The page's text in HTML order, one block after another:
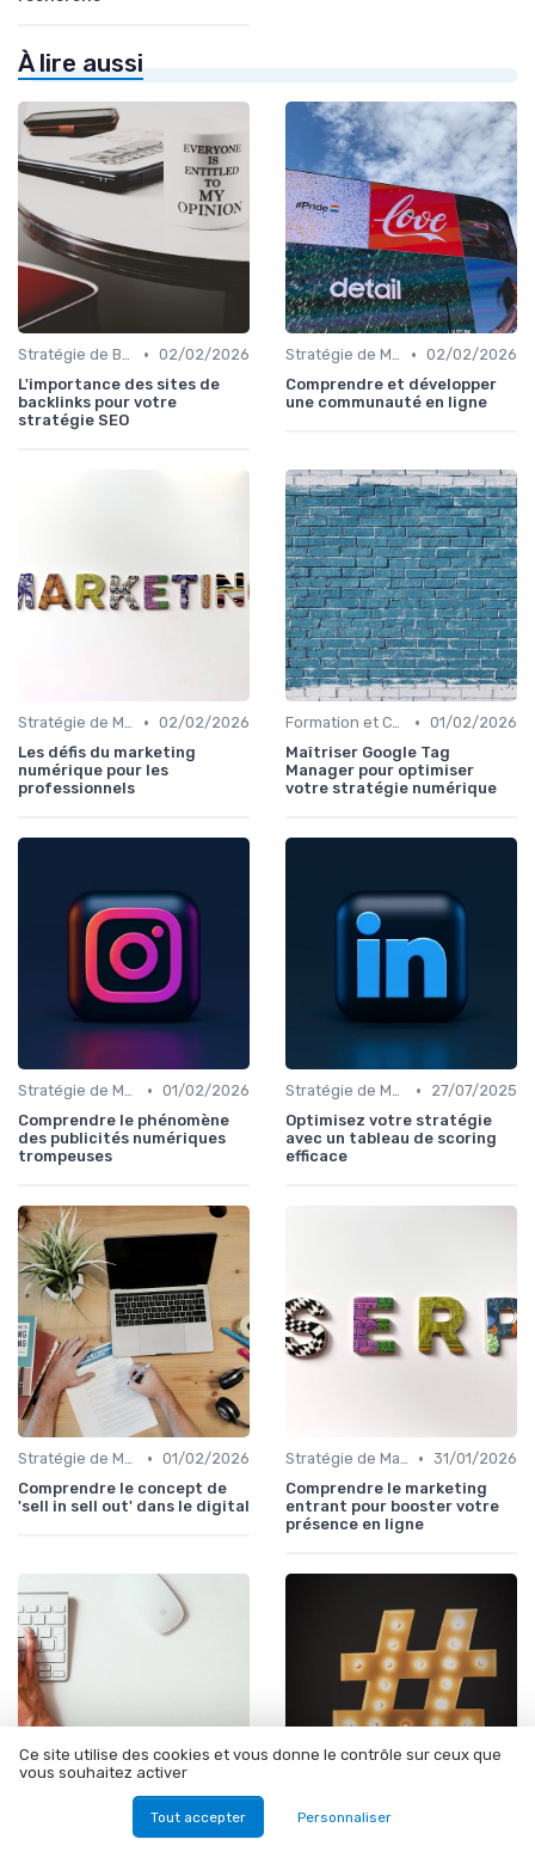
À lire aussi
Stratégie de Backlinking • 02/02/2026
L'importance des sites de
backlinks pour votre
stratégie SEO
Stratégie de Marketing Digital • 02/02/2026
Comprendre et développer
une communauté en ligne
Stratégie de Marketing Digital • 02/02/2026
Les défis du marketing
numérique pour les
professionnels
Formation et Consulting SEO • 01/02/2026
Maîtriser Google Tag
Manager pour optimiser
votre stratégie numérique
Stratégie de Marketing Digital • 01/02/2026
Comprendre le phénomène
des publicités numériques
trompeuses
Stratégie de Marketing Digital •
27/07/2025
Optimisez votre stratégie
avec un tableau de scoring
efficace
Stratégie de Marketing Digital • 01/02/2026
Comprendre le concept de
'sell in sell out' dans le digital
Stratégie de Marketing Digital • 31/01/2026
Comprendre le marketing
entrant pour booster votre
présence en ligne
•
31/01/2026
Ce site utilise des cookies et vous donne le contrôle sur ceux que
vous souhaitez activer
Tout accepter Personnaliser